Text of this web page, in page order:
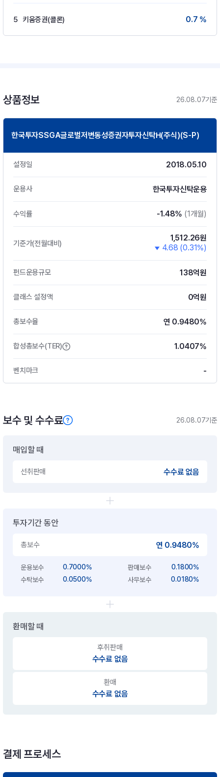
5 키움증권(콜론) 0.7 %
상품정보 26.08.07기준
한국투자SSGA글로벌저변동성증권자투자신탁H(주식)(S-P)
설정일 2018.05.10
운용사 한국투자신탁운용
수익률 -1.48% (1개월)
기준가(전월대비)
1,512.26원
4.68 (0.31%)
펀드운용규모 138억원
클래스 설정액 0억원
총보수율 연 0.9480%
합성총보수(TER) 1.0407%
벤치마크 -
보수 및 수수료 26.08.07기준
매입할 때
선취판매 수수료 없음
투자기간 동안
총보수 연 0.9480%
운용보수 0.7000% 판매보수
0.1800%
수탁보수
0.0500% 사무보수 0.0180%
환매할 때
후취판매
수수료 없음
환매
수수료 없음
결제 프로세스